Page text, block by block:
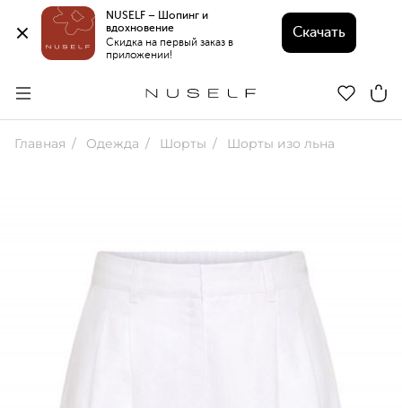
NUSELF – Шопинг и
вдохновение
Скидка на первый заказ в
приложении!
Скачать
Главная Одежда Шорты Шорты изо льна